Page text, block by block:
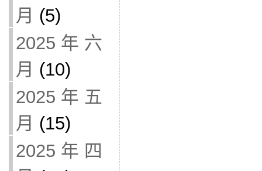
月 (5)
2025 年 六
月 (10)
2025 年 五
月 (15)
2025 年 四